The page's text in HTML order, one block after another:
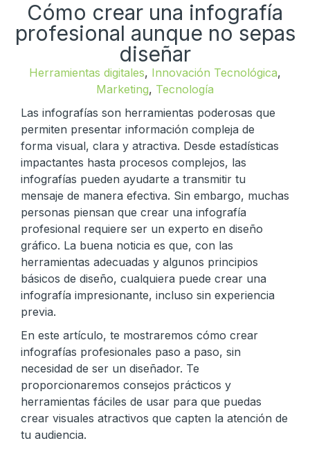
Cómo crear una infografía
profesional aunque no sepas
diseñar
Herramientas digitales, Innovación Tecnológica,
Marketing, Tecnología
Las infografías son herramientas poderosas que
permiten presentar información compleja de
forma visual, clara y atractiva. Desde estadísticas
impactantes hasta procesos complejos, las
infografías pueden ayudarte a transmitir tu
mensaje de manera efectiva. Sin embargo, muchas
personas piensan que crear una infografía
profesional requiere ser un experto en diseño
gráfico. La buena noticia es que, con las
herramientas adecuadas y algunos principios
básicos de diseño, cualquiera puede crear una
infografía impresionante, incluso sin experiencia
previa.
En este artículo, te mostraremos cómo crear
infografías profesionales paso a paso, sin
necesidad de ser un diseñador. Te
proporcionaremos consejos prácticos y
herramientas fáciles de usar para que puedas
crear visuales atractivos que capten la atención de
tu audiencia.